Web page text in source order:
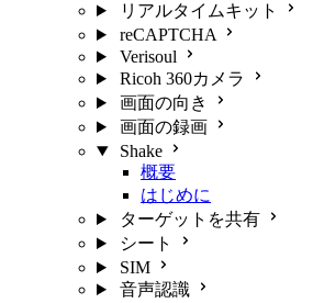
リアルタイムキット
reCAPTCHA
Verisoul
Ricoh 360カメラ
画面の向き
画面の録画
Shake
概要
はじめに
ターゲットを共有
シート
SIM
音声認識